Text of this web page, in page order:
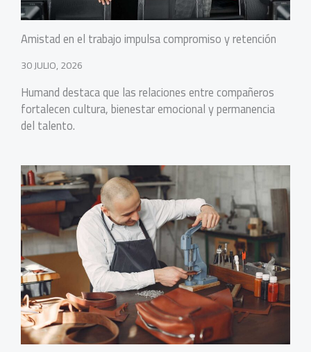
Amistad en el trabajo impulsa compromiso y retención
30 JULIO, 2026
Humand destaca que las relaciones entre compañeros
fortalecen cultura, bienestar emocional y permanencia
del talento.